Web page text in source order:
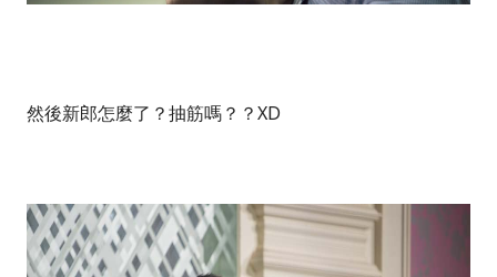
然後新郎怎麼了？抽筋嗎？？XD